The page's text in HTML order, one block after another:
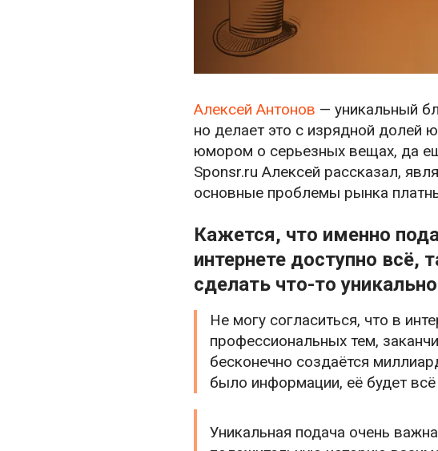
Алексей Антонов — уникальный
но делает это с изрядной долей
юмором о серьезных вещах, да
Sponsr.ru Алексей рассказал,
основные проблемы рынка
Кажется, что именно
интернете доступно всё,
сделать что-то
Не могу согласиться, что в
профессиональных тем,
бесконечно создаётся
было информации, её будет
Уникальная подача очень